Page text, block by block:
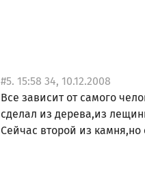
#5. 15:58 34, 10.12.2008
Все зависит от самого
сделал из дерева,из
Сейчас второй из